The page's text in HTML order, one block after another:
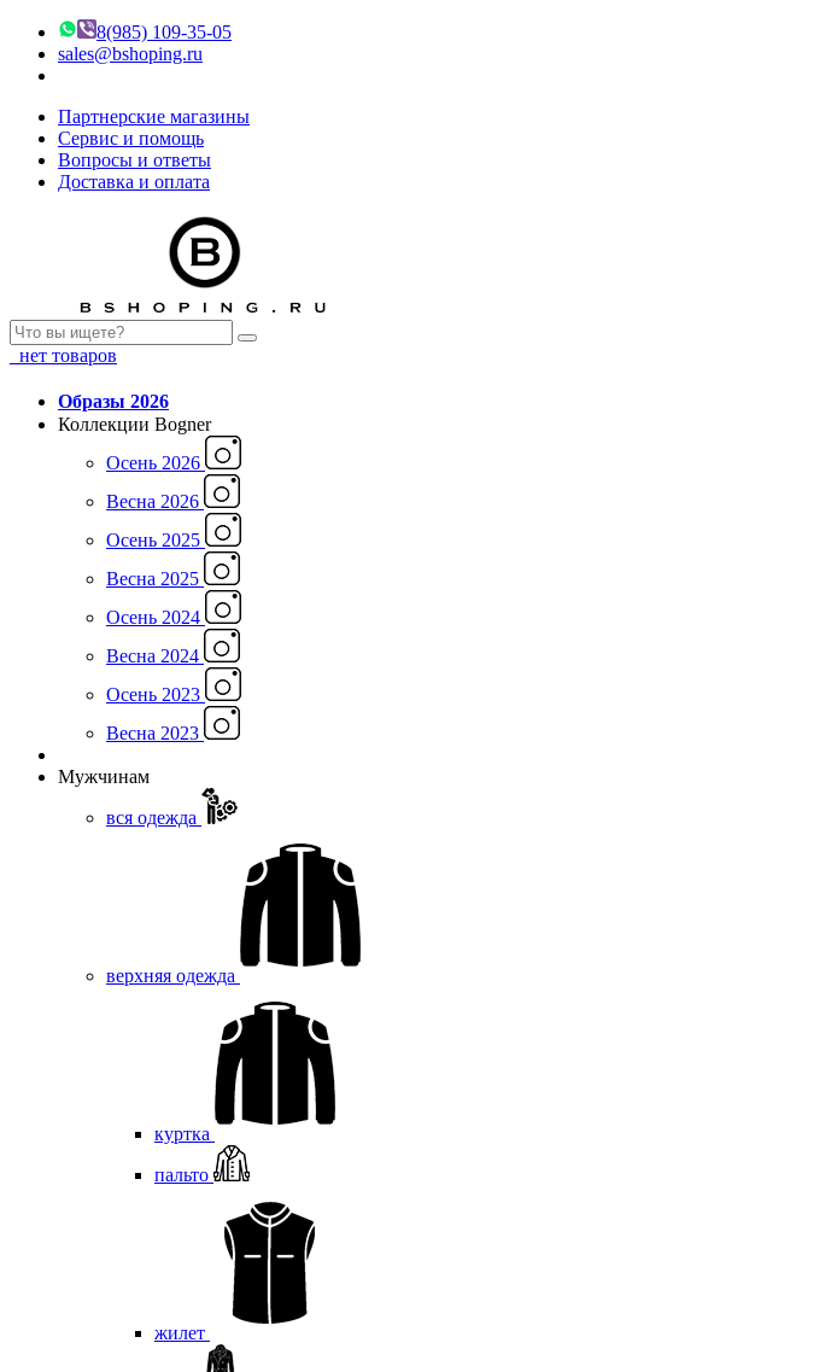
8(985) 109-35-05
sales@bshoping.ru
Партнерские магазины
Сервис и помощь
Вопросы и ответы
Доставка и оплата
нет товаров
Образы 2026
Коллекции Bogner
Осень 2026
Весна 2026
Осень 2025
Весна 2025
Осень 2024
Весна 2024
Осень 2023
Весна 2023
Мужчинам
вся одежда
верхняя одежда
куртка
пальто
жилет